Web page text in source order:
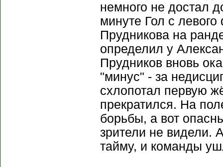
немного не достал
минуте Гол с
Прудникова на
определил у
Прудников вновь
"минус" - за
схлопотал первую
прекратился. На
борьбы, а вот
зрители не видели.
тайму, и команды